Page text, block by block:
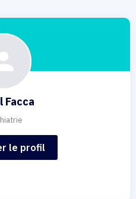
Facca
le profil